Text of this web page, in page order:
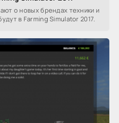
о новых брендах техники и
в Farming Simulator 2017.